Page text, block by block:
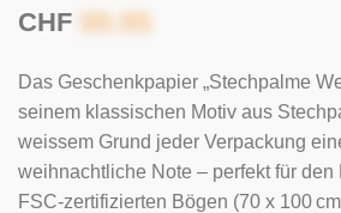
CHF
Das Geschenkpapier „Stechpalme
seinem klassischen Motiv aus
weissem Grund jeder Verpackung
weihnachtliche Note – perfekt für
FSC-zertifizierten Bögen (70 x 100